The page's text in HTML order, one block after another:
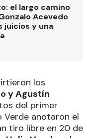
el largo camino
Acevedo
juicios y una
los
y Agustín
del primer
Verde anotaron el
tiro libre en 20 de